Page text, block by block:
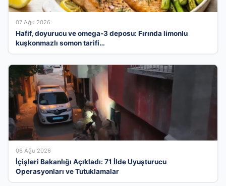
07 Ağu 2026
Hafif, doyurucu ve omega-3 deposu: Fırında limonlu
kuşkonmazlı somon tarifi…
06 Ağu 2026
İçişleri Bakanlığı Açıkladı: 71 İlde Uyuşturucu
Operasyonları ve Tutuklamalar